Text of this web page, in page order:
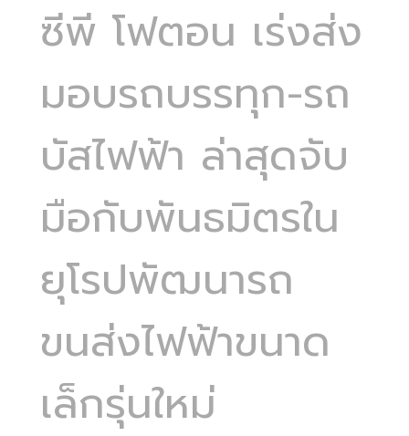
ซีพี โฟตอน เร่งส่ง
มอบรถบรรทุก-รถ
บัสไฟฟ้า ล่าสุดจับ
มือกับพันธมิตรใน
ยุโรปพัฒนารถ
ขนส่งไฟฟ้าขนาด
เล็กรุ่นใหม่